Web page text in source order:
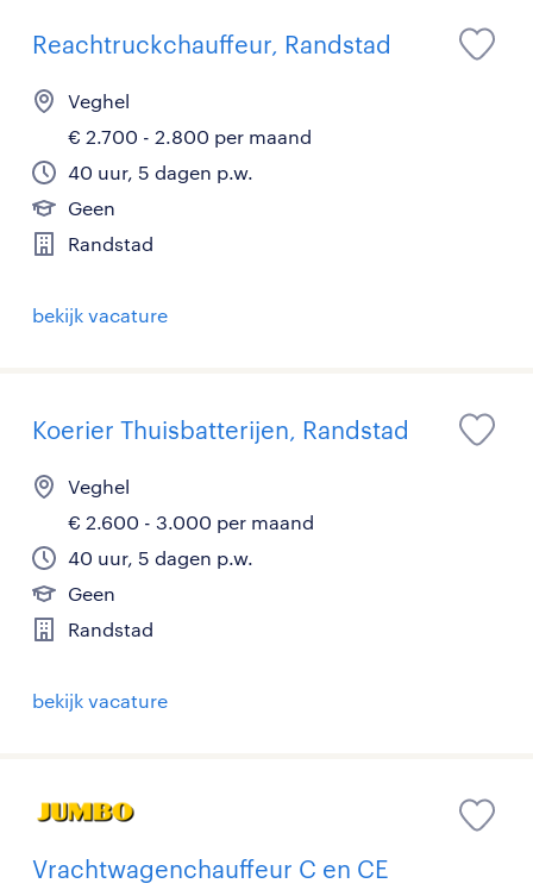
Reachtruckchauffeur, Randstad
Veghel
€ 2.700 - 2.800 per maand
40 uur, 5 dagen p.w.
Geen
Randstad
bekijk vacature
Koerier Thuisbatterijen, Randstad
Veghel
€ 2.600 - 3.000 per maand
40 uur, 5 dagen p.w.
Geen
Randstad
bekijk vacature
Vrachtwagenchauffeur C en CE